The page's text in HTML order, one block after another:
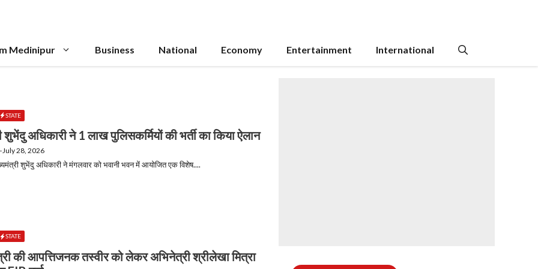
Medinipur Business National Economy Entertainment International
STATE
शुभेंदु अधिकारी ने 1 लाख पुलिसकर्मियों की भर्ती का किया ऐलान
July 28, 2026
शुभेंदु अधिकारी ने मंगलवार को भवानी भवन में आयोजित एक विशेष....
STATE
की आपत्तिजनक तस्वीर को लेकर अभिनेत्री श्रीलेखा मित्रा